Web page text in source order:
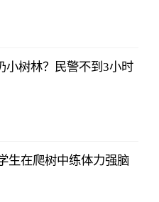
小树林？民警不到3小时
生在爬树中练体力强脑